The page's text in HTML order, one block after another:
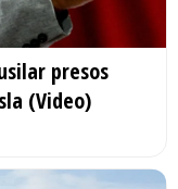
presos
(Video)